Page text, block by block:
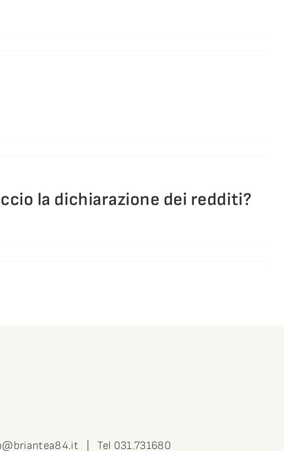
la dichiarazione dei redditi?
| Tel 031.731680